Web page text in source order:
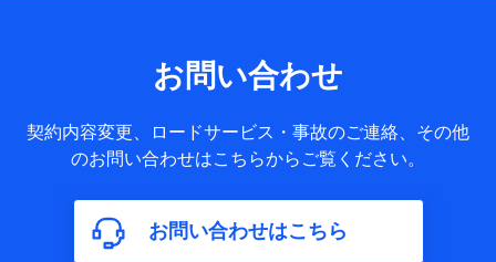
サービス提供等を通じて取得した、以下の情報などの個人デ
基本情報
氏名、電話番号、メールアドレス、お客さまの識別子、
属性、連絡先、dポイントサービスのご利用に関する情
構成、住所、dポイント残高、dポイント利用履歴などが
含まれます。
利用情報
お問い合わせ
契約内容変更、ロードサービス・事故のご連絡、その他
のお問い合わせはこちらからご覧ください。
お問い合わせはこちら